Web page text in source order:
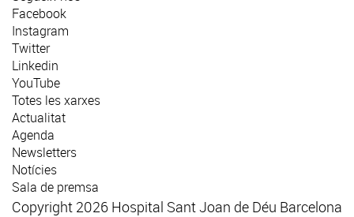
Facebook
Instagram
Twitter
Linkedin
YouTube
Totes les xarxes
Actualitat
Agenda
Newsletters
Notícies
Sala de premsa
Copyright 2026 Hospital Sant Joan de Déu Barcelona